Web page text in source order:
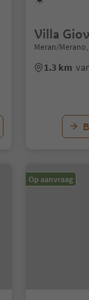
Villa
Meran/
1.3 km
Op aanvraag